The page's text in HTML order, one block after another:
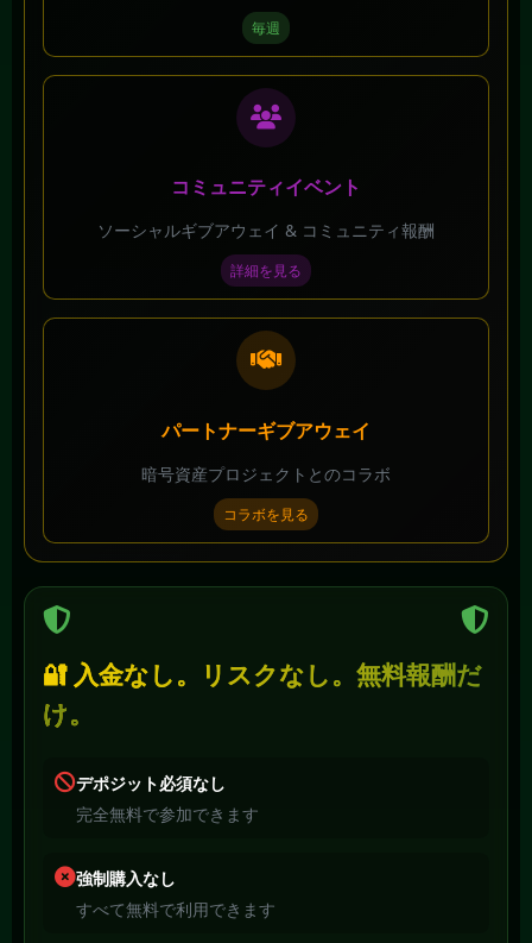
毎週
コミュニティイベント
ソーシャルギブアウェイ & コミュニティ報酬
詳細を見る
パートナーギブアウェイ
暗号資産プロジェクトとのコラボ
コラボを見る
🔐 入金なし。リスクなし。無料報酬だ
け。
デポジット必須なし
完全無料で参加できます
強制購入なし
すべて無料で利用できます